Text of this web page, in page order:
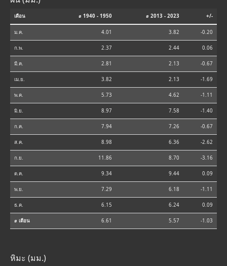
เดือน ⌀ 1940 - 1950 ⌀ 2013 - 2023 +/-
ม.ค. 4.01 3.82 -0.20
ก.พ. 2.37 2.44 0.06
มี.ค. 2.81 2.13 -0.67
เม.ย. 3.82 2.13 -1.69
พ.ค. 5.73 4.62 -1.11
มิ.ย. 8.97 7.58 -1.40
ก.ค. 7.94 7.26 -0.67
ส.ค. 8.98 6.36 -2.62
ก.ย. 11.86 8.70 -3.16
ต.ค. 9.34 9.44 0.09
พ.ย. 7.29 6.18 -1.11
ธ.ค. 6.15 6.24 0.09
⌀ เดือน 6.61 5.57 -1.03
หิมะ (มม.)